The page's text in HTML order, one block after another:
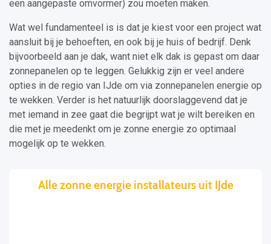
een aangepaste omvormer) zou moeten maken.
Wat wel fundamenteel is is dat je kiest voor een project wat
aansluit bij je behoeften, en ook bij je huis of bedrijf. Denk
bijvoorbeeld aan je dak, want niet elk dak is gepast om daar
zonnepanelen op te leggen. Gelukkig zijn er veel andere
opties in de regio van IJde om via zonnepanelen energie op
te wekken. Verder is het natuurlijk doorslaggevend dat je
met iemand in zee gaat die begrijpt wat je wilt bereiken en
die met je meedenkt om je zonne energie zo optimaal
mogelijk op te wekken.
Alle zonne energie installateurs uit IJde